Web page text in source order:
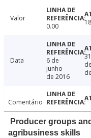
Valor
0.00
Data
6 de
junho
de 2016
Comentário
Producer groups
agribusiness skills